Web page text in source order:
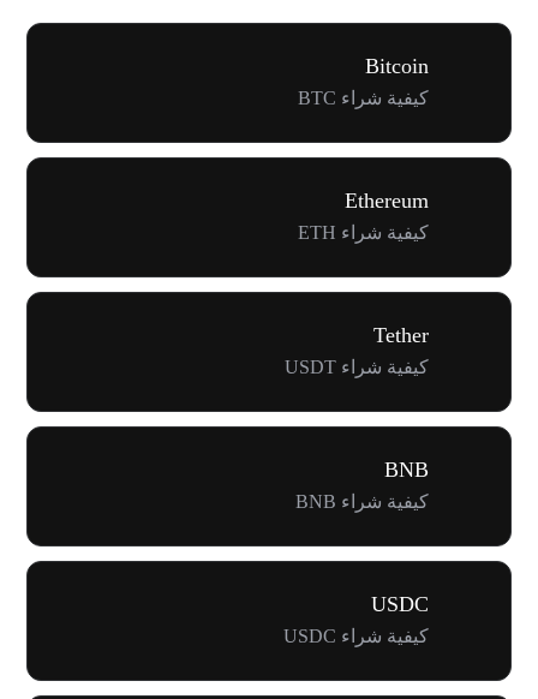
Bitcoin
كيفية شراء BTC
Ethereum
كيفية شراء ETH
Tether
كيفية شراء USDT
BNB
كيفية شراء BNB
USDC
كيفية شراء USDC